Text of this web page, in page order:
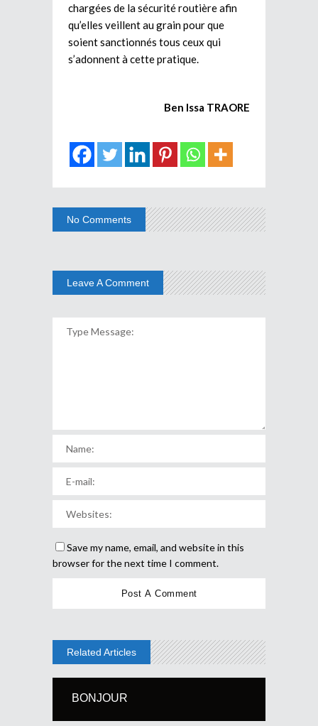
chargées de la sécurité routière afin
qu’elles veillent au grain pour que
soient sanctionnés tous ceux qui
s’adonnent à cette pratique.
Ben Issa TRAORE
No Comments
Leave A Comment
Save my name, email, and website in this
browser for the next time I comment.
Related Articles
BONJOUR